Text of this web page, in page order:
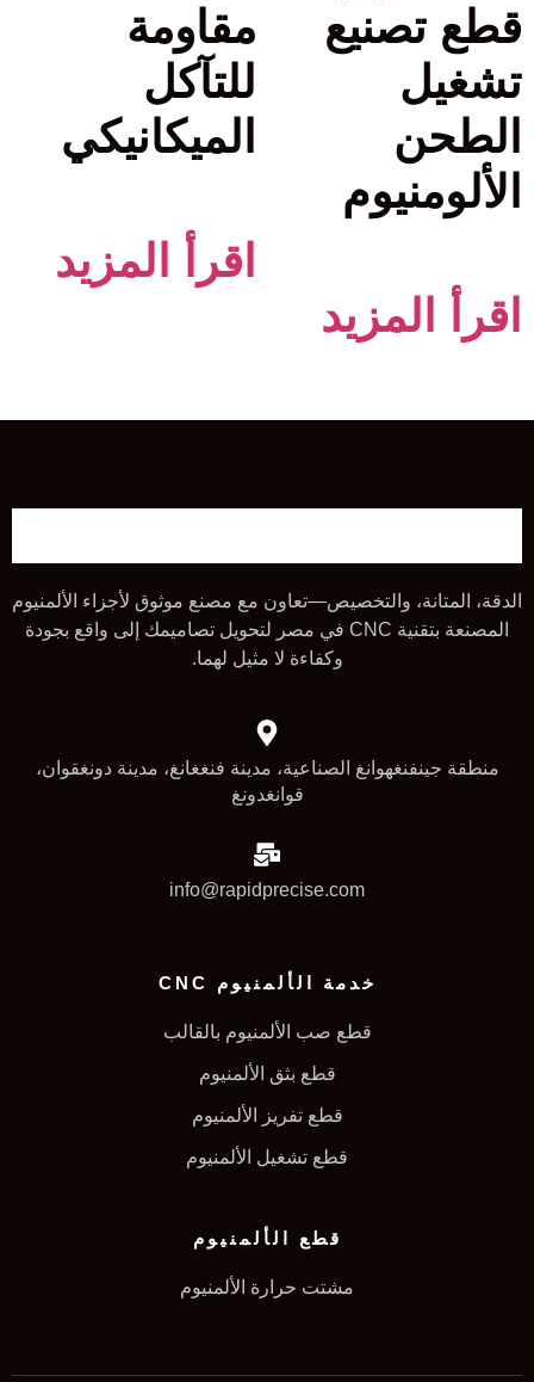
قطع تصنيع
تشغيل
الطحن
الألومنيوم
اقرأ المزيد
مقاومة
للتآكل
الميكانيكي
اقرأ المزيد
الدقة، المتانة، والتخصيص—تعاون مع مصنع موثوق لأجزاء الألمنيوم
المصنعة بتقنية CNC في مصر لتحويل تصاميمك إلى واقع بجودة
وكفاءة لا مثيل لهما.
منطقة جينفنغهوانغ الصناعية، مدينة فنغغانغ، مدينة دونغقوان،
قوانغدونغ
info@rapidprecise.com
خدمة الألمنيوم CNC
قطع صب الألمنيوم بالقالب
قطع بثق الألمنيوم
قطع تفريز الألمنيوم
قطع تشغيل الألمنيوم
قطع الألمنيوم
مشتت حرارة الألمنيوم